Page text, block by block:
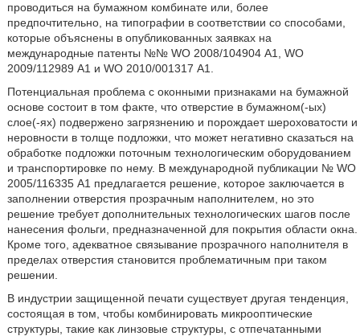
проводиться на бумажном комбинате или, более
предпочтительно, на типографии в соответствии со способами,
которые объяснены в опубликованных заявках на
международные патенты №№ WO 2008/104904 А1, WO
2009/112989 А1 и WO 2010/001317 А1.
Потенциальная проблема с оконными признаками на бумажной
основе состоит в том факте, что отверстие в бумажном(-ых)
слое(-ях) подвержено загрязнению и порождает шероховатости и
неровности в толще подложки, что может негативно сказаться на
обработке подложки поточным технологическим оборудованием
и транспортировке по нему. В международной публикации № WO
2005/116335 А1 предлагается решение, которое заключается в
заполнении отверстия прозрачным наполнителем, но это
решение требует дополнительных технологических шагов после
нанесения фольги, предназначенной для покрытия области окна.
Кроме того, адекватное связывание прозрачного наполнителя в
пределах отверстия становится проблематичным при таком
решении.
В индустрии защищенной печати существует другая тенденция,
состоящая в том, чтобы комбинировать микрооптические
структуры, такие как линзовые структуры, с отпечатанными